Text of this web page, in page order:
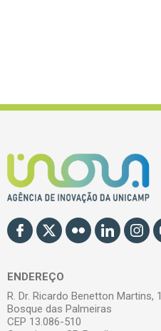
ENDEREÇO
R. Dr. Ricardo Benetton Martins,
Bosque das Palmeiras
CEP 13.086-510